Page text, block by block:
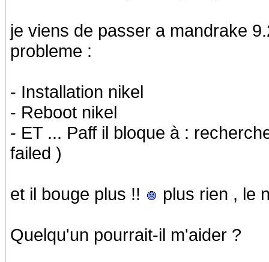
je viens de passer a mandrake
probleme :
- Installation nikel
- Reboot nikel
- ET ... Paff il bloque à :
failed )
et il bouge plus !! plus rien , le
Quelqu'un pourrait-il m'aider ?